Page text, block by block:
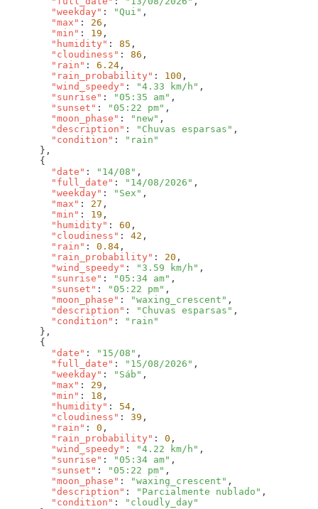
        "weekday"
: "Qui"
        "max"
: 26
        "min"
: 19
        "humidity"
: 85
        "cloudiness"
: 86
        "rain"
: 6.24
        "rain_probability"
: 100
        "wind_speedy"
: "4.33 km/h"
        "sunrise"
: "05:35 am"
        "sunset"
: "05:22 pm"
        "moon_phase"
: "new"
        "description"
: "Chuvas esparsas"
        "condition"
:
        "date"
: "14/08"
        "full_date"
: "14/08/2026"
        "weekday"
: "Sex"
        "max"
: 27
        "min"
: 19
        "humidity"
: 60
        "cloudiness"
: 42
        "rain"
: 0.84
        "rain_probability"
: 20
        "wind_speedy"
: "3.59 km/h"
        "sunrise"
: "05:34 am"
        "sunset"
: "05:22 pm"
        "moon_phase"
: "waxing_crescent"
        "description"
: "Chuvas esparsas"
        "condition"
:
        "date"
: "15/08"
        "full_date"
: "15/08/2026"
        "weekday"
: "Sáb"
        "max"
: 29
        "min"
: 18
        "humidity"
: 54
        "cloudiness"
: 39
        "rain"
: 0
        "rain_probability"
: 0
        "wind_speedy"
: "4.22 km/h"
        "sunrise"
: "05:34 am"
        "sunset"
: "05:22 pm"
        "moon_phase"
: "waxing_crescent"
        "description"
: "Parcialmente nublado"
        "condition"
: